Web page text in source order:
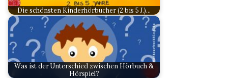
Die schönsten Kinderhörbücher (2 bis 5 J.)…
Was ist der Unterschied zwischen Hörbuch &
Hörspiel?